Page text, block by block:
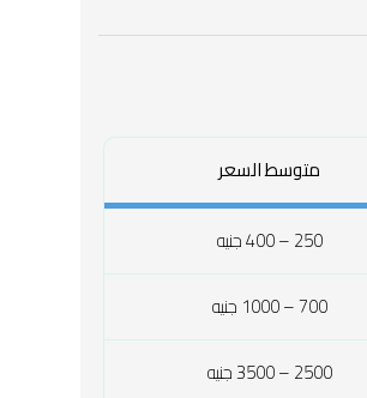
متوسط السعر
250 – 400 جنيه
700 – 1000 جنيه
2500 – 3500 جنيه